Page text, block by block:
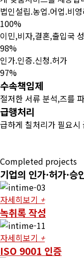
법인설립.농업.어업.비
100%
이민,비자,결혼,출입국
98%
인가.인증.신청.허가
97%
수속책임제
절저한 서류 분석,즈를
급행처리
급하게 칠처리가 필요시
Completed projects
기업의 인가·허가·승
자세히보기 +
녹취록 작성
자세히보기 +
ISO 9001 인증